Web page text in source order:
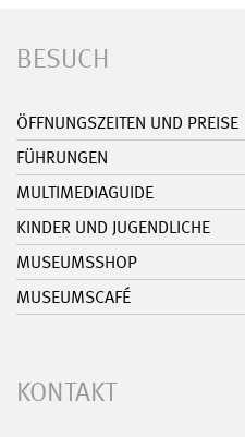
BESUCH
ÖFFNUNGSZEITEN UND PREISE
FÜHRUNGEN
MULTIMEDIAGUIDE
KINDER UND JUGENDLICHE
MUSEUMSSHOP
MUSEUMSCAFÉ
KONTAKT